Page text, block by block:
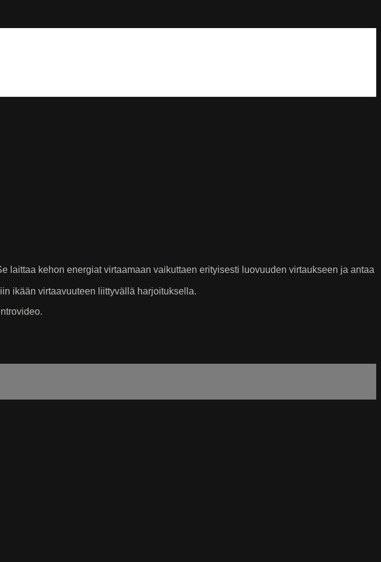
kehon energiat virtaamaan vaikuttaen erityisesti luovuuden virtaukseen ja antaa
ikään virtaavuuteen liittyvällä harjoituksella.